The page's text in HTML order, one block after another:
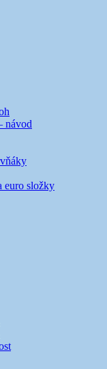
návod
euro složky